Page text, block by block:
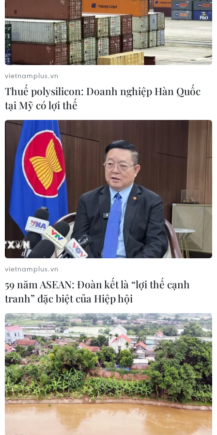
Hoa hậu Trần Tiểu Vy lần đầu
tham gia hiến máu tình nguyện
06/01/2019 08:04
Tham gia Ngày hội Chủ nhật Đỏ sáng 6/1, Hoa Hậu
Việt Nam Trần Tiểu Vy đã lần đầu tham gia hiến máu
tình nguyện, đồng thời kêu gọi mọi người cùng tham gia
hiến máu cứu người bệnh.
25 năm - Phong trào hiến máu tình
vietnamplus.vn
Thuế polysilicon: Doanh nghiệp Hàn Quốc
tại Mỹ có lợi thế
vietnamplus.vn
59 năm ASEAN: Đoàn kết là “lợi thế cạnh
tranh” đặc biệt của Hiệp hội